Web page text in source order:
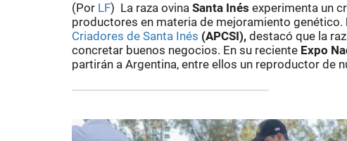
(Por LF) La raza ovina Santa Inés experimenta un
productores en materia de mejoramiento genético.
Criadores de Santa Inés (APCSI), destacó que la
concretar buenos negocios. En su reciente Expo
partirán a Argentina, entre ellos un reproductor de